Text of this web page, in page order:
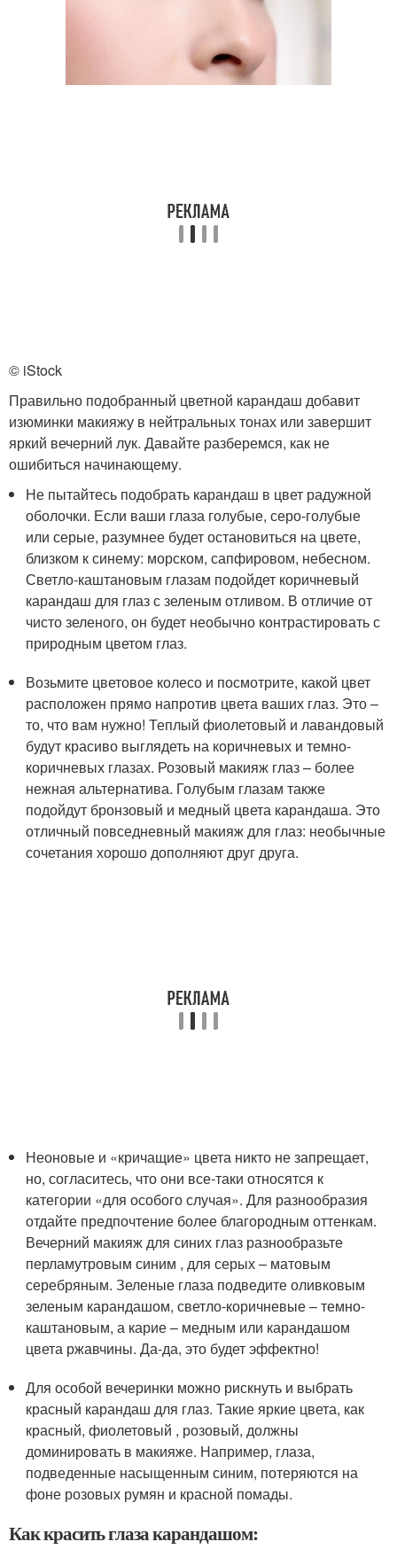
© iStock
Правильно подобранный цветной карандаш добавит
изюминки макияжу в нейтральных тонах или завершит
яркий вечерний лук. Давайте разберемся, как не
ошибиться начинающему.
Не пытайтесь подобрать карандаш в цвет радужной
оболочки. Если ваши глаза голубые, серо-голубые
или серые, разумнее будет остановиться на цвете,
близком к синему: морском, сапфировом, небесном.
Светло-каштановым глазам подойдет коричневый
карандаш для глаз с зеленым отливом. В отличие от
чисто зеленого, он будет необычно контрастировать с
природным цветом глаз.
Возьмите цветовое колесо и посмотрите, какой цвет
расположен прямо напротив цвета ваших глаз. Это –
то, что вам нужно! Теплый фиолетовый и лавандовый
будут красиво выглядеть на коричневых и темно-
коричневых глазах. Розовый макияж глаз – более
нежная альтернатива. Голубым глазам также
подойдут бронзовый и медный цвета карандаша. Это
отличный повседневный макияж для глаз: необычные
сочетания хорошо дополняют друг друга.
Неоновые и «кричащие» цвета никто не запрещает,
но, согласитесь, что они все-таки относятся к
категории «для особого случая». Для разнообразия
отдайте предпочтение более благородным оттенкам.
Вечерний макияж для синих глаз разнообразьте
перламутровым синим , для серых – матовым
серебряным. Зеленые глаза подведите оливковым
зеленым карандашом, светло-коричневые – темно-
каштановым, а карие – медным или карандашом
цвета ржавчины. Да-да, это будет эффектно!
Для особой вечеринки можно рискнуть и выбрать
красный карандаш для глаз. Такие яркие цвета, как
красный, фиолетовый , розовый, должны
доминировать в макияже. Например, глаза,
подведенные насыщенным синим, потеряются на
фоне розовых румян и красной помады.
Как красить глаза карандашом: